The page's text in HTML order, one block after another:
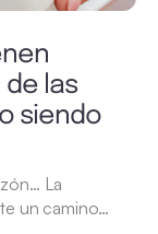
las
siendo
La
un camino…